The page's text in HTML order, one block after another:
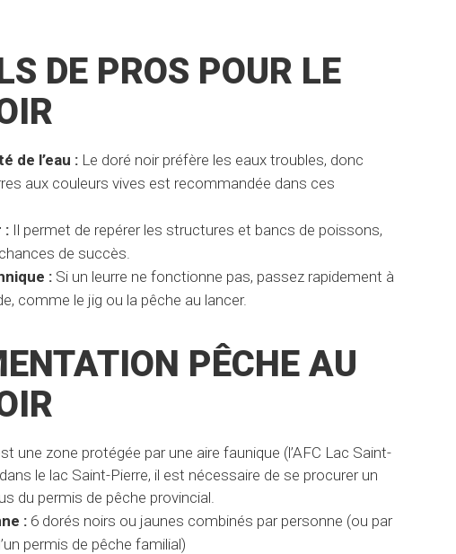
DE PROS POUR LE
de l’eau : Le doré noir préfère les eaux troubles, donc
aux couleurs vives est recommandée dans ces
: Il permet de repérer les structures et bancs de poissons,
de succès.
: Si un leurre ne fonctionne pas, passez rapidement à
comme le jig ou la pêche au lancer.
PÊCHE AU
une zone protégée par une aire faunique (l’AFC Lac Saint-
le lac Saint-Pierre, il est nécessaire de se procurer un
du permis de pêche provincial.
: 6 dorés noirs ou jaunes combinés par personne​ (ou par
permis de pêche familial)